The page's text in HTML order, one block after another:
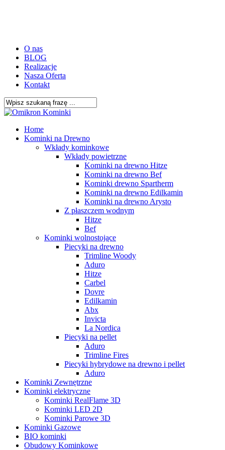
O nas
BLOG
Realizacje
Nasza Oferta
Kontakt
Close
search
Menu
Home
Kominki na Drewno
Wkłady kominkowe
Wkłady powietrzne
Kominki na drewno Hitze
Kominki na drewno Bef
Kominki drewno Spartherm
Kominki na drewno Edilkamin
Kominki na drewno Arysto
Z płaszczem wodnym
Hitze
Bef
Kominki wolnostojące
Piecyki na drewno
Trimline Woody
Aduro
Hitze
Carbel
Dovre
Edilkamin
Abx
Invicta
La Nordica
Piecyki na pellet
Aduro
Trimline Fires
Piecyki hybrydowe na drewno i pellet
Aduro
Kominki Zewnętrzne
Kominki elektryczne
Kominki RealFlame 3D
Kominki LED 2D
Kominki Parowe 3D
Kominki Gazowe
BIO kominki
Obudowy Kominkowe